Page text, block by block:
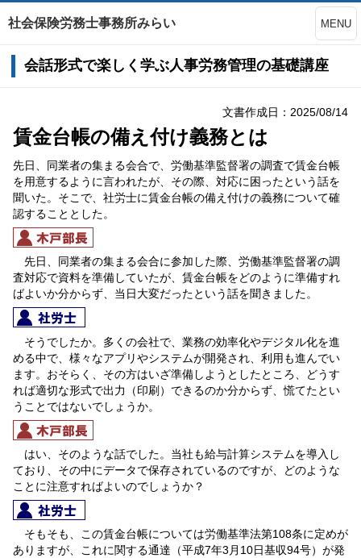
社会保険労務士事務所みらい MENU
会話形式で楽しく学ぶ人事労務管理の基礎講座
文書作成日：2025/08/14
賃金台帳の備え付け義務とは
先日、同業者の集まる会合で、労働基準監督署の調査で賃金台帳
を用意するように言われたが、その際、対応に困ったという話を
聞いた。そこで、社労士に賃金台帳の備え付けの義務について確
認することとした。
先日、同業者の集まる会合に参加した際、労働基準監督署の調
査対応で資料を準備していたが、賃金台帳をどのように準備すれ
ばよいか分からず、当日大変だったという話を聞きました。
そうでしたか。多くの会社で、業務の効率化やデジタル化を進
める中で、様々なアプリやシステムが開発され、利用も進んでい
ます。おそらく、その方はいざ準備しようとしたところ、どうす
れば適切な形式で出力（印刷）できるのか分からず、慌てたとい
うことではないでしょうか。
はい、そのような話でした。当社も給与計算システムを導入し
ており、その中にデータで保存されているのですが、どのような
ことに注意すればよいのでしょうか？
そもそも、この賃金台帳については労働基準法第108条に定めが
ありますが、これに関する通達（平成7年3月10日基収94号）が発